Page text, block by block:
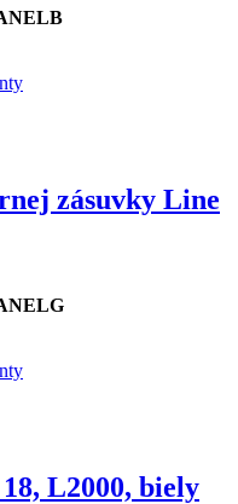
zásuvky Line
L2000, biely